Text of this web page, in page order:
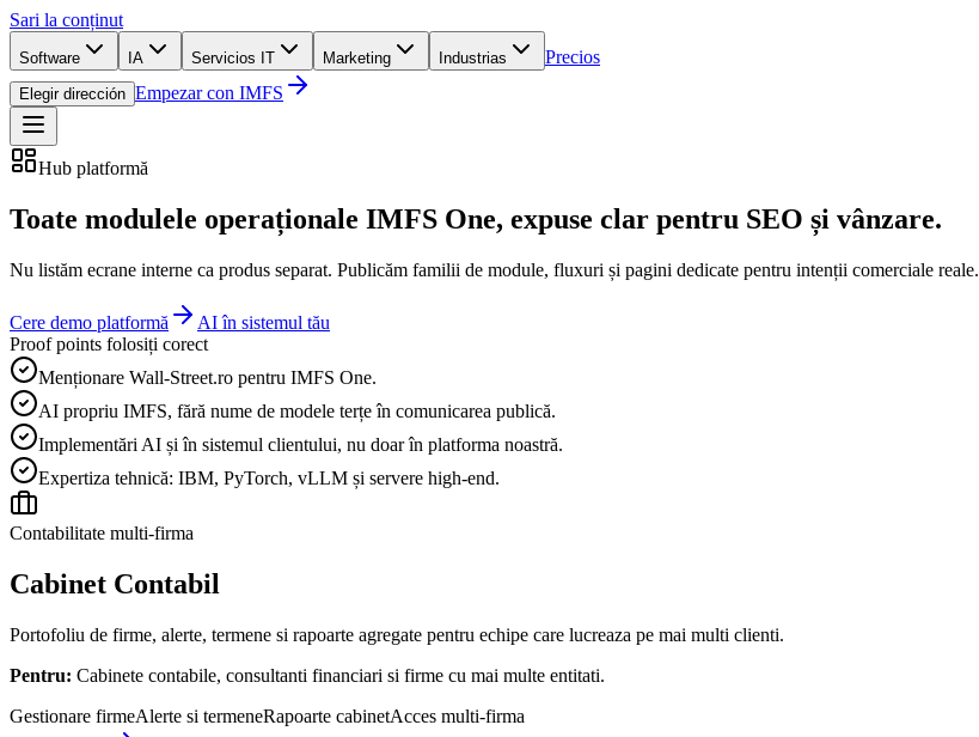
Sari la conținut
Software IA Servicios IT Marketing Industrias Precios
Elegir dirección Empezar con IMFS
Hub platformă
Toate modulele operaționale IMFS One, expuse clar pentru SEO și vânzare.
Nu listăm ecrane interne ca produs separat. Publicăm familii de module, fluxuri și pagini dedicate pentru intenții comerciale reale.
Cere demo platformă
AI în sistemul tău
Proof points folosiți corect
Menționare Wall-Street.ro pentru IMFS One.
AI propriu IMFS, fără nume de modele terțe în comunicarea publică.
Implementări AI și în sistemul clientului, nu doar în platforma noastră.
Expertiza tehnică: IBM, PyTorch, vLLM și servere high-end.
Contabilitate multi-firma
Cabinet Contabil
Portofoliu de firme, alerte, termene si rapoarte agregate pentru echipe care lucreaza pe mai multi clienti.
Pentru: Cabinete contabile, consultanti financiari si firme cu mai multe entitati.
Gestionare firmeAlerte si termeneRapoarte cabinetAcces multi-firma